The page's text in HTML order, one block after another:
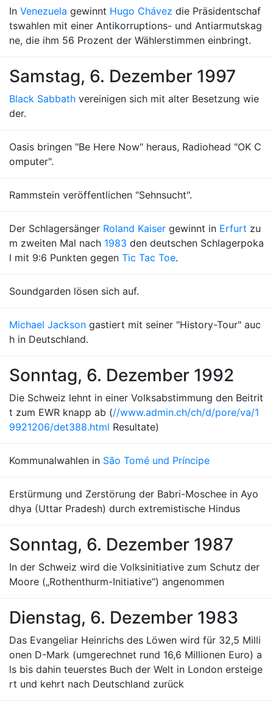
In Venezuela gewinnt Hugo Chávez die Präsidentschaf
tswahlen mit einer Antikorruptions- und Antiarmutskag
ne, die ihm 56 Prozent der Wählerstimmen einbringt.
Samstag, 6. Dezember 1997
Black Sabbath vereinigen sich mit alter Besetzung wie
der.
Oasis bringen "Be Here Now" heraus, Radiohead "OK C
omputer".
Rammstein veröffentlichen "Sehnsucht".
Der Schlagersänger Roland Kaiser gewinnt in Erfurt zu
m zweiten Mal nach 1983 den deutschen Schlagerpoka
l mit 9:6 Punkten gegen Tic Tac Toe.
Soundgarden lösen sich auf.
Michael Jackson gastiert mit seiner "History-Tour" auc
h in Deutschland.
Sonntag, 6. Dezember 1992
Die Schweiz lehnt in einer Volksabstimmung den Beitrit
t zum EWR knapp ab (//www.admin.ch/ch/d/pore/va/1
9921206/det388.html Resultate)
Kommunalwahlen in São Tomé und Príncipe
Erstürmung und Zerstörung der Babri-Moschee in Ayo
dhya (Uttar Pradesh) durch extremistische Hindus
Sonntag, 6. Dezember 1987
In der Schweiz wird die Volksinitiative zum Schutz der
Moore („Rothenthurm-Initiative“) angenommen
Dienstag, 6. Dezember 1983
Das Evangeliar Heinrichs des Löwen wird für 32,5 Milli
onen D-Mark (umgerechnet rund 16,6 Millionen Euro) a
ls bis dahin teuerstes Buch der Welt in London ersteige
rt und kehrt nach Deutschland zurück